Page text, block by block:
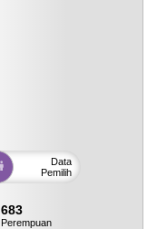
683
Perempuan
Data
Pemilih